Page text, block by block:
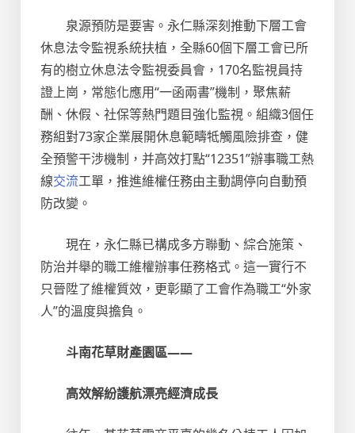
泉源預防是要害。永仁縣深刻推動下層工會
休息法令監視系統扶植，全縣60個下層工會已所
有的樹立休息法令監視委員會，170名監視員持
證上崗，常態化應用“一函兩書”機制，聚焦薪
酬、休假、社保等熱門題目強化監視。組織3個任
務組對73家企業展開休息範疇牴觸風險排查，健
全預警干涉機制，并高效打點“12351”辦事職工熱
線交流工單，推進維權任務由主動調停向自動預
防改變。
現在，永仁縣已構成多方聯動、綜合施策、
防治并舉的職工維權辦事任務格式。這一實行不
只晉陞了維權質效，更彰顯了工會作為職工“外家
人”的溫度與擔負。
斗南花草財產園區——
高效解紛護航漂亮經濟成長